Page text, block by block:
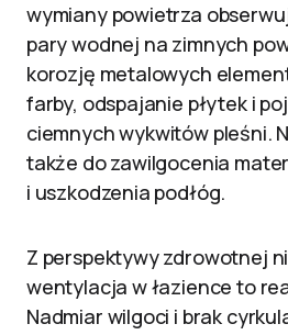
wymiany powietrza
pary wodnej na zimnych
korozję metalowych
farby, odspajanie płytek i
ciemnych wykwitów pleśni.
także do zawilgocenia
i uszkodzenia podłóg.
Z perspektywy zdrowotnej
wentylacja w łazience to
Nadmiar wilgoci i brak